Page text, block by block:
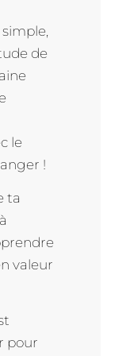
de
le
!
ta
valeur
pour